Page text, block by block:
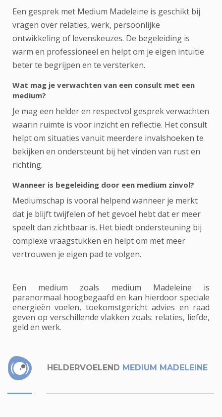
Een gesprek met Medium Madeleine is geschikt bij
vragen over relaties, werk, persoonlijke
ontwikkeling of levenskeuzes. De begeleiding is
warm en professioneel en helpt om je eigen intuïtie
beter te begrijpen en te versterken.
Wat mag je verwachten van een consult met een
medium?
Je mag een helder en respectvol gesprek verwachten
waarin ruimte is voor inzicht en reflectie. Het consult
helpt om situaties vanuit meerdere invalshoeken te
bekijken en ondersteunt bij het vinden van rust en
richting.
Wanneer is begeleiding door een medium zinvol?
Mediumschap is vooral helpend wanneer je merkt
dat je blijft twijfelen of het gevoel hebt dat er meer
speelt dan zichtbaar is. Het biedt ondersteuning bij
complexe vraagstukken en helpt om met meer
vertrouwen je eigen pad te volgen.
Een medium zoals medium Madeleine is
paranormaal hoogbegaafd en kan hierdoor speciale
energieën voelen, toekomstgericht advies en raad
geven op verschillende vlakken zoals: relaties, liefde,
geld en werk.
HELDERVOELEND MEDIUM MADELEINE